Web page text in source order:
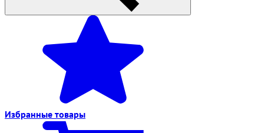
Избранные товары